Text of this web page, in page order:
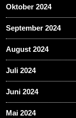
Oktober 2024
September 2024
August 2024
Juli 2024
Juni 2024
Mai 2024